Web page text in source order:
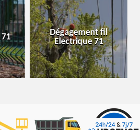
Dégagement fil
Electrique 71